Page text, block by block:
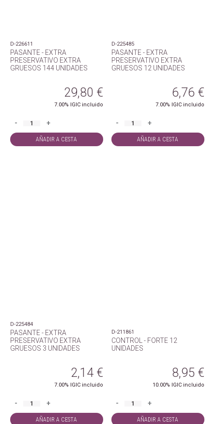
D-226611
PASANTE - EXTRA
PRESERVATIVO EXTRA
GRUESOS 144 UNIDADES
29,80 €
7.00% IGIC incluido
- +
AÑADIR A CESTA
D-225485
PASANTE - EXTRA
PRESERVATIVO EXTRA
GRUESOS 12 UNIDADES
6,76 €
7.00% IGIC incluido
- +
AÑADIR A CESTA
D-225484
PASANTE - EXTRA
PRESERVATIVO EXTRA
GRUESOS 3 UNIDADES
2,14 €
7.00% IGIC incluido
- +
AÑADIR A CESTA
D-211861
CONTROL - FORTE 12
UNIDADES
8,95 €
10.00% IGIC incluido
- +
AÑADIR A CESTA